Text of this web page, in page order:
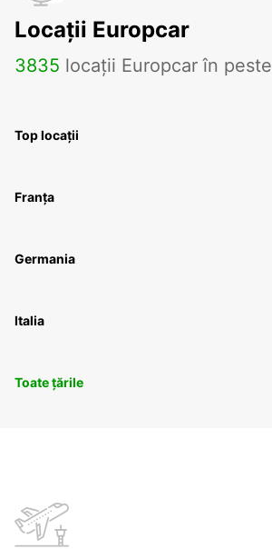
Locații Europcar
3835 locații Europcar în peste
Top locații
Franța
Germania
Italia
Toate țările